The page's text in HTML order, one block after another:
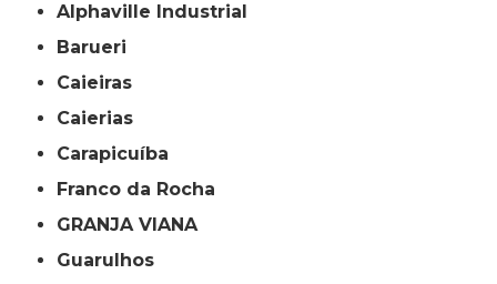
Alphaville Industrial
Barueri
Caieiras
Caierias
Carapicuíba
Franco da Rocha
GRANJA VIANA
Guarulhos